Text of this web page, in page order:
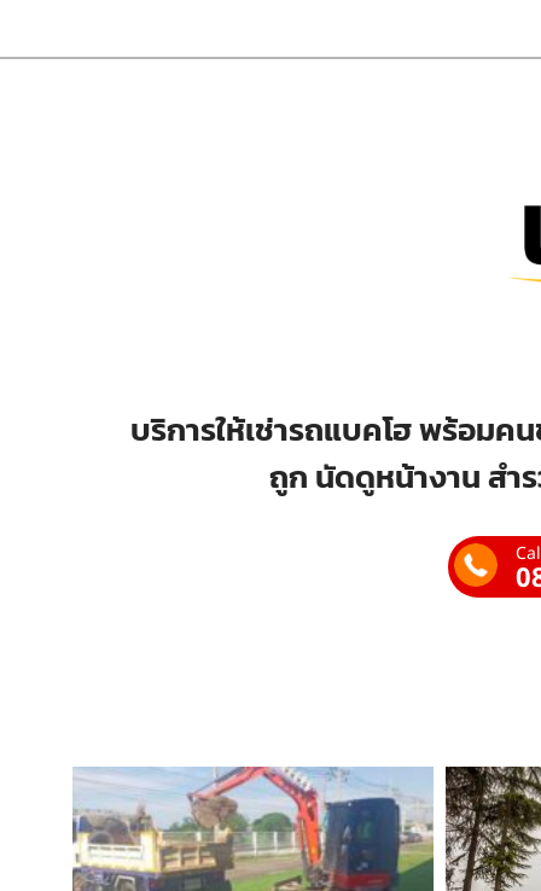
บริการให้เช่ารถแบคโฮ พร้อมค
ถูก นัดดูหน้างาน สำ